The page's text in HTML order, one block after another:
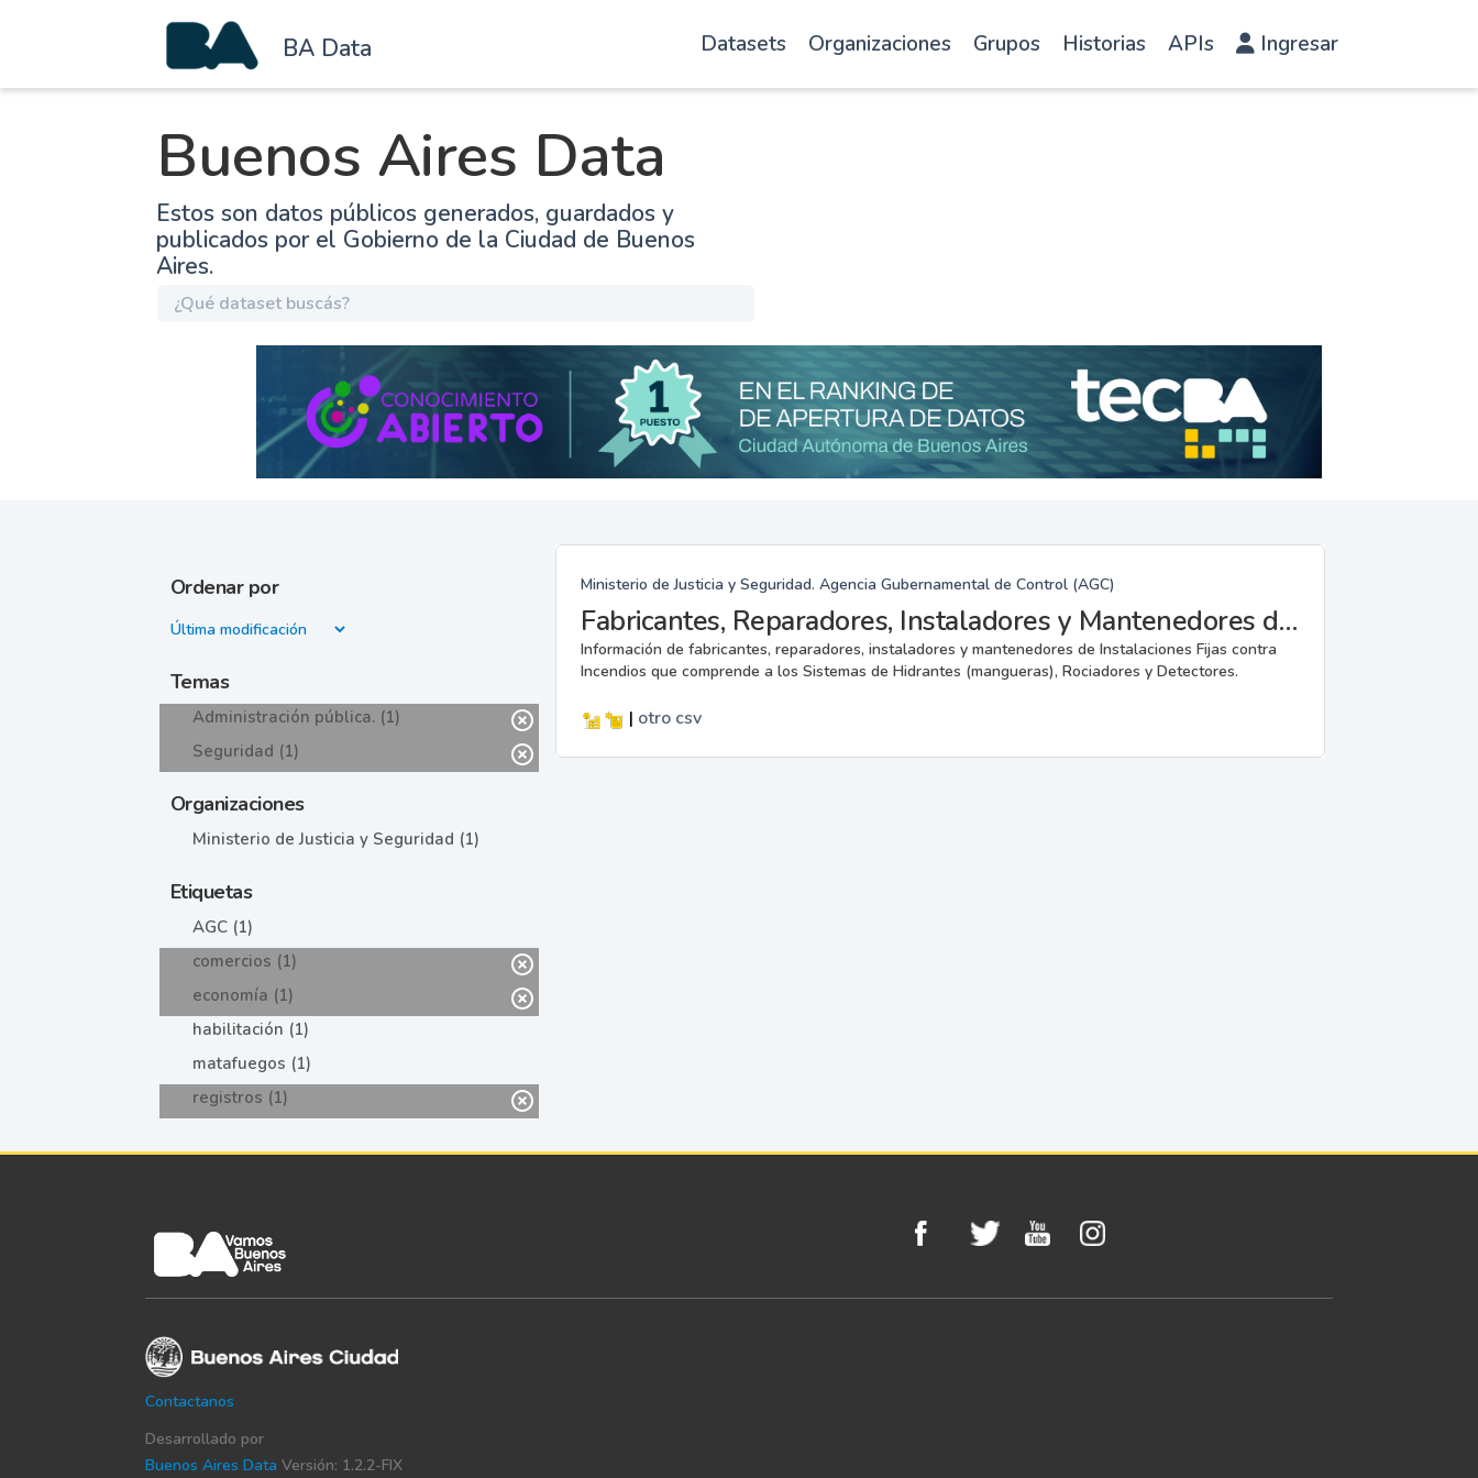
BA Data Datasets Organizaciones Grupos Historias APIs Ingresar
Buenos Aires Data
Estos son datos públicos generados, guardados y
publicados por el Gobierno de la Ciudad de Buenos
Aires.
Ordenar por
Temas
Administración pública. (1)
Seguridad (1)
Organizaciones
Ministerio de Justicia y Seguridad (1)
Etiquetas
AGC (1)
comercios (1)
economía (1)
habilitación (1)
matafuegos (1)
registros (1)
Ministerio de Justicia y Seguridad. Agencia Gubernamental de Control (AGC)
Fabricantes, Reparadores, Instaladores y Mantenedores de Instalaciones Fijas contra Incendios.
Información de fabricantes, reparadores, instaladores y mantenedores de Instalaciones Fijas contra
Incendios que comprende a los Sistemas de Hidrantes (mangueras), Rociadores y Detectores.
| otro csv
Contactanos
Desarrollado por
Buenos Aires Data Versión: 1.2.2-FIX